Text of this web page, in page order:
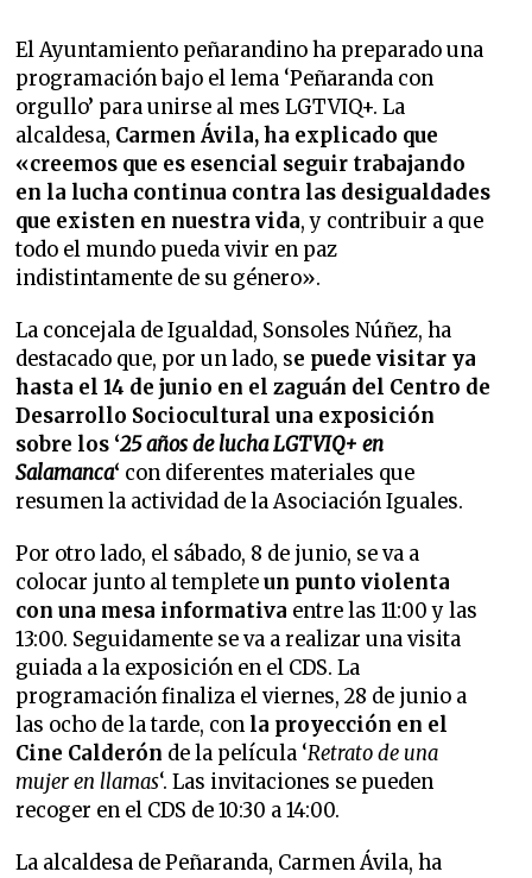
El Ayuntamiento peñarandino ha preparado una
programación bajo el lema ‘Peñaranda con
orgullo’ para unirse al mes LGTVIQ+. La
alcaldesa, Carmen Ávila, ha explicado que
«creemos que es esencial seguir trabajando
en la lucha continua contra las desigualdades
que existen en nuestra vida, y contribuir a que
todo el mundo pueda vivir en paz
indistintamente de su género».
La concejala de Igualdad, Sonsoles Núñez, ha
destacado que, por un lado, se puede visitar ya
hasta el 14 de junio en el zaguán del Centro de
Desarrollo Sociocultural una exposición
sobre los ‘25 años de lucha LGTVIQ+ en
Salamanca‘ con diferentes materiales que
resumen la actividad de la Asociación Iguales.
Por otro lado, el sábado, 8 de junio, se va a
colocar junto al templeteun punto violenta
con una mesa informativa entre las 11:00 y las
13:00. Seguidamente se va a realizar una visita
guiada a la exposición en el CDS. La
programación finaliza el viernes, 28 de junio a
las ocho de la tarde, con la proyección en el
Cine Calderón de la película ‘Retrato de una
mujer en llamas‘. Las invitaciones se pueden
recoger en el CDS de 10:30 a 14:00.
La alcaldesa de Peñaranda, Carmen Ávila, ha